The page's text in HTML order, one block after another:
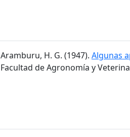
Aramburu, H. G. (1947). Algunas
Facultad de Agronomía y